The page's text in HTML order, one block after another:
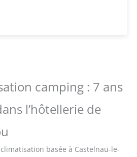
camping : 7 ans
l’hôtellerie de
basée à Castelnau-le-